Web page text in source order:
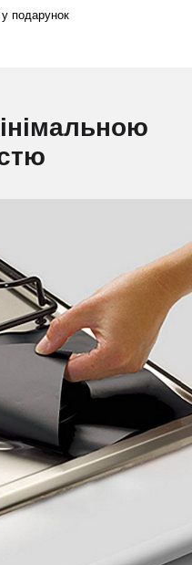
у подарунок